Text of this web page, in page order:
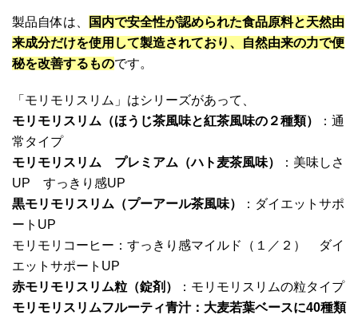
製品自体は、
国内で安全性が認められた食品原料と天然由
来成分だけを使用して製造されており、自然由来の力で便
秘を改善するものです。
「モリモリスリム」はシリーズがあって、
モリモリスリム（ほうじ茶風味と紅茶風味の２種類）
：通
常タイプ
モリモリスリム プレミアム（ハト麦茶風味）
：美味しさ
UP すっきり感UP
黒モリモリスリム（プーアール茶風味）
：ダイエットサポ
ートUP
モリモリコーヒー：すっきり感マイルド（１／２） ダイ
エットサポートUP
赤モリモリスリム粒（錠剤）
：モリモリスリムの粒タイプ
モリモリスリムフルーティ青汁：大麦若葉ベースに40種類